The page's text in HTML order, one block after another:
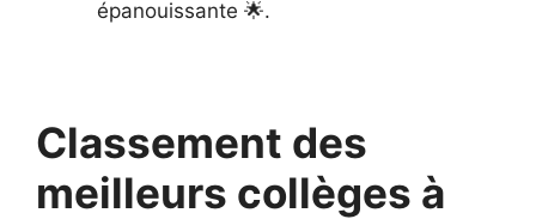
épanouissante 🌟.
Classement des
meilleurs collèges à